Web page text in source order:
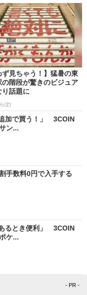
ず見ちゃう！】猛暑の東
の階段が驚きのビジュア
り話題に
ぼ)
加で買う！」 3COIN
ン...
手数料0円で入手する
るとき便利」 3COIN
ケ...
- PR -